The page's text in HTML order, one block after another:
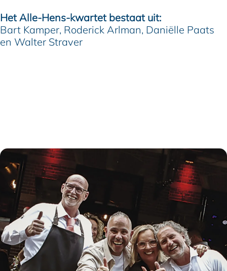
Het Alle-Hens-kwartet bestaat uit:
Bart Kamper, Roderick Arlman, Daniëlle Paats
en Walter Straver